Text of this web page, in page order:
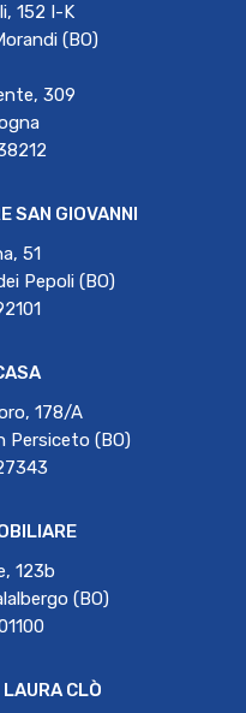
152 I-K
(BO)
309
SAN GIOVANNI
51
Pepoli (BO)
178/A
Persiceto (BO)
123b
(BO)
LAURA CLÒ